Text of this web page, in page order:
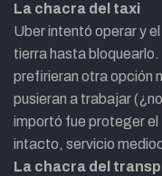
La chacra del taxi
Uber intentó operar y
tierra hasta
prefirieran otra opción
pusieran a trabajar
importó fue proteger
intacto, servicio
La chacra del